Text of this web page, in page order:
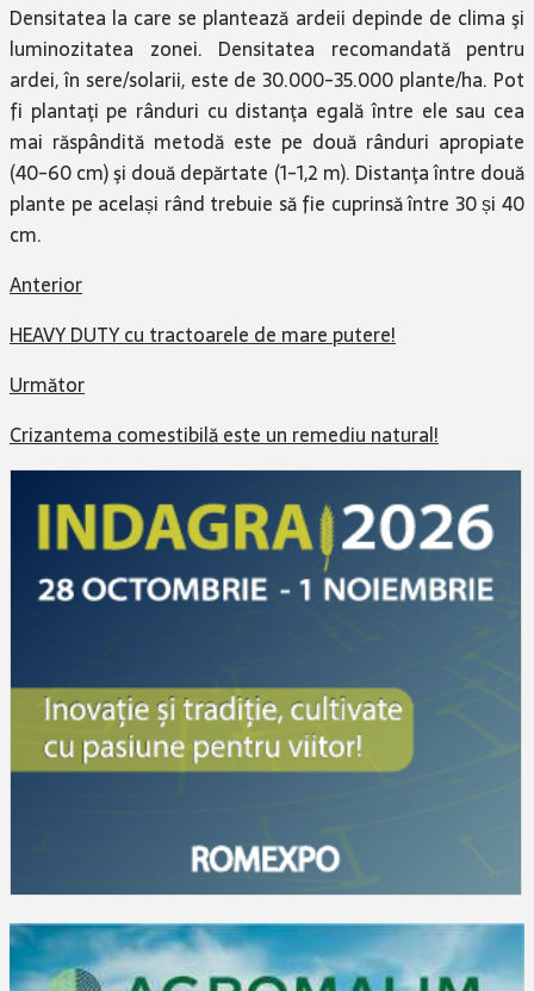
Densitatea la care se plantează ardeii depinde de clima şi
luminozitatea zonei. Densitatea recomandată pentru
ardei, în sere/solarii, este de 30.000-35.000 plante/ha. Pot
fi plantaţi pe rânduri cu distanţa egală între ele sau cea
mai răspândită metodă este pe două rânduri apropiate
(40-60 cm) şi două depărtate (1-1,2 m). Distanţa între două
plante pe același rând trebuie să fie cuprinsă între 30 și 40
cm.
Anterior
HEAVY DUTY cu tractoarele de mare putere!
Următor
Crizantema comestibilă este un remediu natural!